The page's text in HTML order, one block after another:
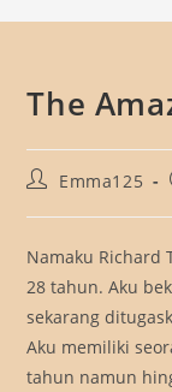
The
PostEmma125
Namaku Richard
28 tahun. Aku
sekarang
Aku memiliki
tahun namun